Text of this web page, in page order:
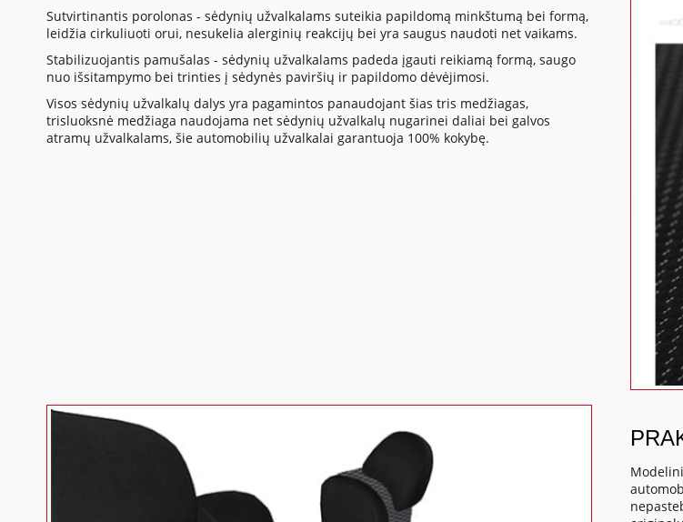
Sutvirtinantis porolonas - sėdynių užvalkalams suteikia papildomą minkštumą bei formą,
leidžia cirkuliuoti orui, nesukelia alerginių reakcijų bei yra saugus naudoti net vaikams.
Stabilizuojantis pamušalas - sėdynių užvalkalams padeda įgauti reikiamą formą, saugo
nuo išsitampymo bei trinties į sėdynės paviršių ir papildomo dėvėjimosi.
Visos sėdynių užvalkalų dalys yra pagamintos panaudojant šias tris medžiagas,
trisluoksnė medžiaga naudojama net sėdynių užvalkalų nugarinei daliai bei galvos
atramų užvalkalams, šie automobilių užvalkalai garantuoja 100% kokybę.